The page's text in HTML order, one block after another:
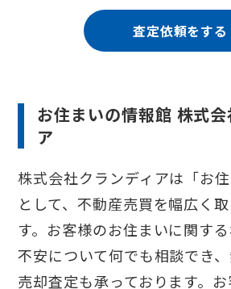
査定依頼をする
お住まいの情報館 株式会
ア
株式会社クランディアは「お住
として、不動産売買を幅広く
す。お客様のお住まいに関す
不安について何でも相談でき
売却査定も承っております。